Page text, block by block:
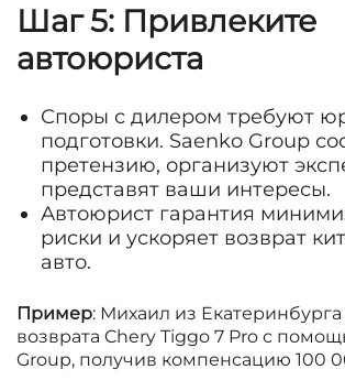
Шаг 5: Привлеките
автоюриста
Споры с дилером требуют
подготовки. Saenko Group
претензию, организуют
представят ваши интересы.
Автоюрист гарантия
риски и ускоряет возврат
авто.
Пример: Михаил из
возврата Chery Tiggo 7 Pro с
Group, получив компенсацию 100